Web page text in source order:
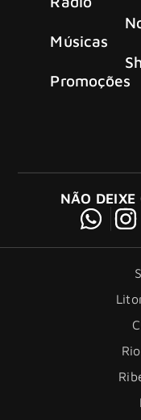
Músicas
Promoções
NÃO DEIXE